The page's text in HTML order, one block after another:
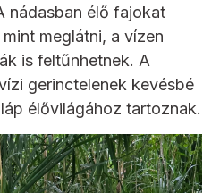
nádasban élő fajokat
meglátni, a vízen
is feltűnhetnek. A
gerinctelenek kevésbé
élővilágához tartoznak.